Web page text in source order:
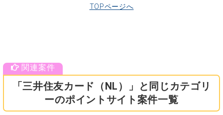
TOPページへ
「三井住友カード（NL）」と同じカテゴリ
ーのポイントサイト案件一覧